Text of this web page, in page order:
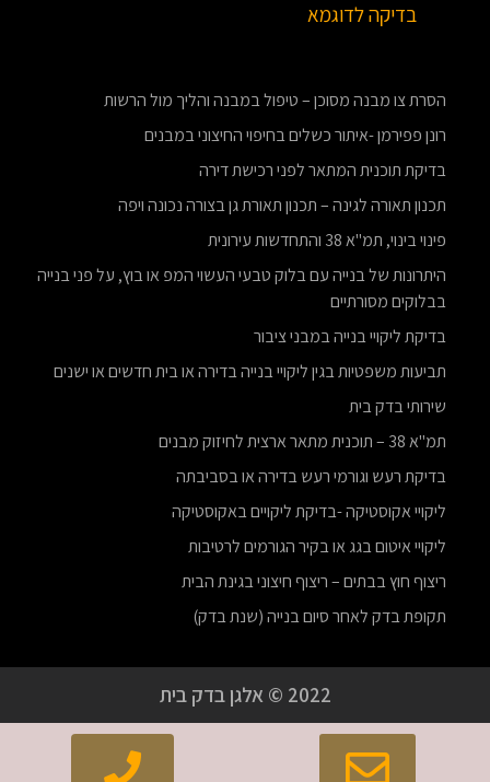
בדיקה לדוגמא
הסרת צו מבנה מסוכן – טיפול במבנה והליך מול הרשות
רונן פפירמן -איתור כשלים בחיפוי החיצוני במבנים
בדיקת תוכנית המתאר לפני רכישת דירה
תכנון תאורה לגינה – תכנון תאורת גן בצורה נכונה ויפה
פינוי בינוי, תמ"א 38 והתחדשות עירונית
היתרונות של בנייה עם בלוק טבעי העשוי המפ או בוץ, על פני בנייה
בבלוקים מסורתיים
בדיקת ליקויי בנייה במבני ציבור
תביעות משפטיות בגין ליקויי בנייה בדירה או בית חדשים או ישנים
שירותי בדק בית
תמ"א 38 – תוכנית מתאר ארצית לחיזוק מבנים
בדיקת רעש וגורמי רעש בדירה או בסביבתה
ליקויי אקוסטיקה -בדיקת ליקויים באקוסטיקה
ליקויי איטום בגג או בקיר הגורמים לרטיבות
ריצוף חוץ בבתים – ריצוף חיצוני בגינת הבית
תקופת בדק לאחר סיום בנייה (שנת בדק)
2022 © אלגן בדק בית